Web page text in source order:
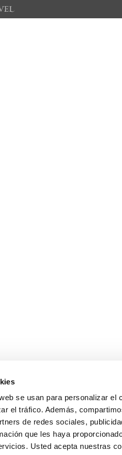
se usan para personalizar el
el tráfico. Además,
de redes sociales,
que les haya
Usted acepta nuestras